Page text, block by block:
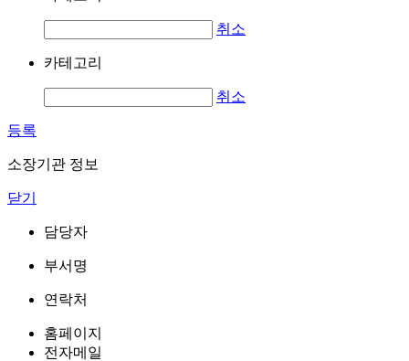
취소
카테고리
취소
등록
소장기관 정보
닫기
담당자
부서명
연락처
홈페이지
전자메일